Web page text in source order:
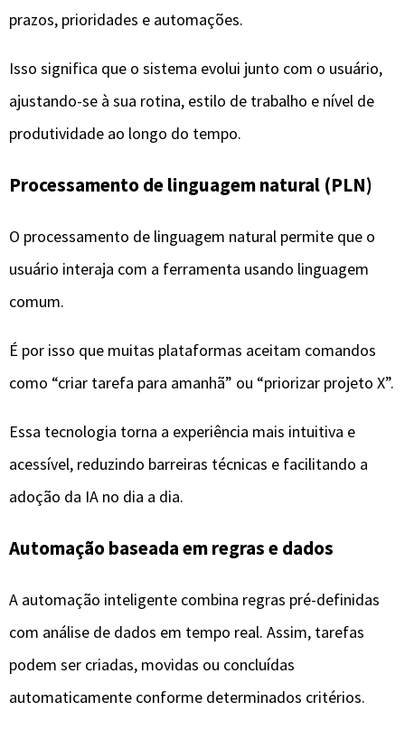
comum.
É por isso que muitas plataformas aceitam comandos
como “criar tarefa para amanhã” ou “priorizar projeto X”.
acessível, reduzindo barreiras técnicas e facilitando a
adoção da IA no dia a dia.
Automação baseada em regras e dados
com análise de dados em tempo real. Assim, tarefas
podem ser criadas, movidas ou concluídas
automaticamente conforme determinados critérios.
Esse tipo de automação reduz erros humanos,
economiza tempo e mantém os projetos sempre
atualizados sem esforço manual constante.
Principais ferramentas de IA para
organizar tarefas e projetos
Hoje, diversas plataformas já utilizam inteligência